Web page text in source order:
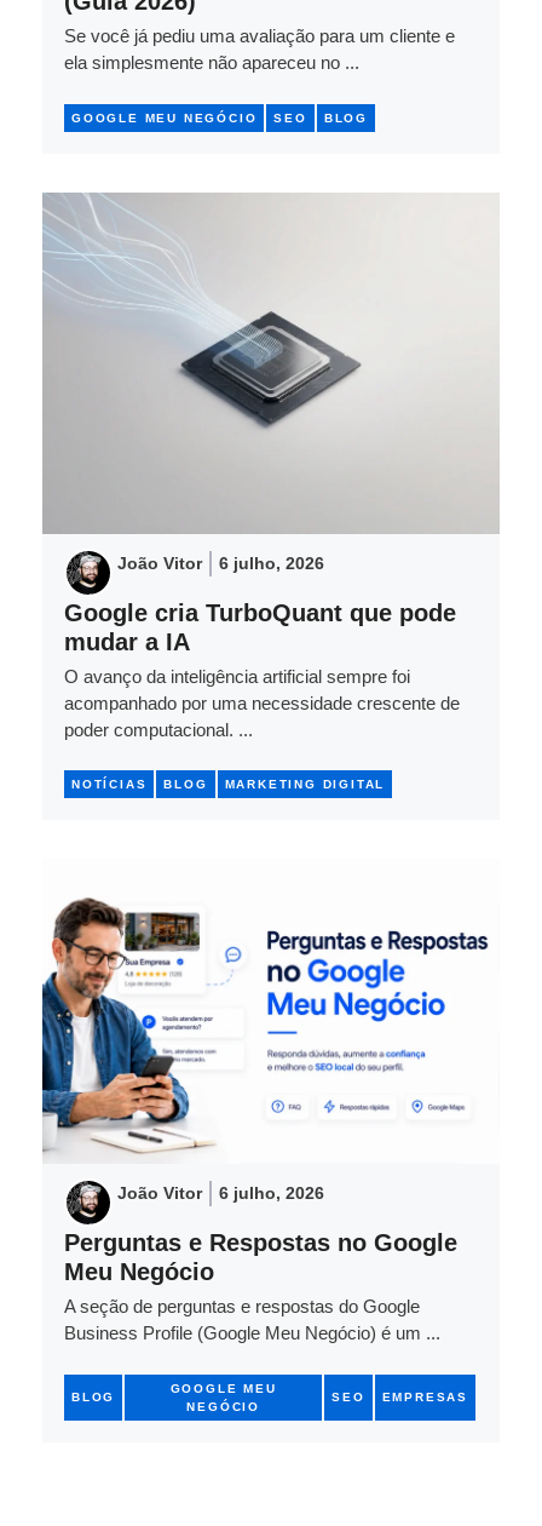
Se você já pediu uma avaliação para um cliente e
ela simplesmente não apareceu no ...
GOOGLE MEU NEGÓCIO SEO BLOG
João Vitor 6 julho, 2026
Google cria TurboQuant que pode
mudar a IA
O avanço da inteligência artificial sempre foi
acompanhado por uma necessidade crescente de
poder computacional. ...
NOTÍCIAS BLOG MARKETING DIGITAL
João Vitor 6 julho, 2026
Perguntas e Respostas no Google
Meu Negócio
A seção de perguntas e respostas do Google
Business Profile (Google Meu Negócio) é um ...
BLOG
GOOGLE MEU
NEGÓCIO
SEO EMPRESAS